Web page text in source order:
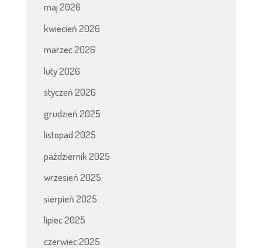
maj 2026
kwiecień 2026
marzec 2026
luty 2026
styczeń 2026
grudzień 2025
listopad 2025
październik 2025
wrzesień 2025
sierpień 2025
lipiec 2025
czerwiec 2025